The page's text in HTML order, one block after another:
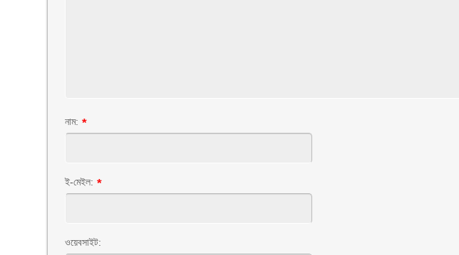
নাম: *
ই-মেইল: *
ওয়েবসাইট: